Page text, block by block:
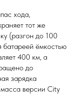
хода,
тот же
(разгон до 100
батареей ёмкостью
400 км, а
до
зарядка
версии City